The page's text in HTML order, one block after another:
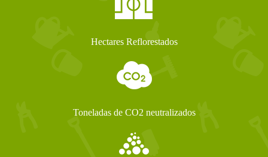
Hectares Reflorestados
Toneladas de CO2 neutralizados